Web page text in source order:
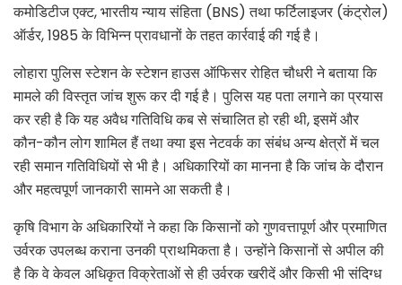
कमोडिटीज एक्ट, भारतीय न्याय संहिता (BNS) तथा फर्टिलाइजर (कंट्रोल)
ऑर्डर, 1985 के विभिन्न प्रावधानों के तहत कार्रवाई की गई है।
लोहारा पुलिस स्टेशन के स्टेशन हाउस ऑफिसर रोहित चौधरी ने बताया कि
मामले की विस्तृत जांच शुरू कर दी गई है। पुलिस यह पता लगाने का प्रयास
कर रही है कि यह अवैध गतिविधि कब से संचालित हो रही थी, इसमें और
कौन-कौन लोग शामिल हैं तथा क्या इस नेटवर्क का संबंध अन्य क्षेत्रों में चल
रही समान गतिविधियों से भी है। अधिकारियों का मानना है कि जांच के दौरान
और महत्वपूर्ण जानकारी सामने आ सकती है।
कृषि विभाग के अधिकारियों ने कहा कि किसानों को गुणवत्तापूर्ण और प्रमाणित
उर्वरक उपलब्ध कराना उनकी प्राथमिकता है। उन्होंने किसानों से अपील की
है कि वे केवल अधिकृत विक्रेताओं से ही उर्वरक खरीदें और किसी भी संदिग्ध